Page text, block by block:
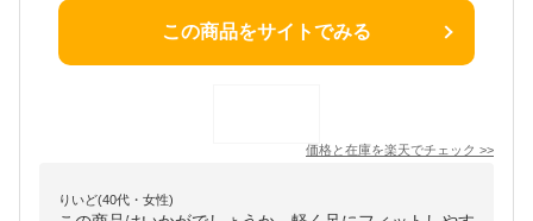
この商品をサイトでみる
価格と在庫を楽天でチェック >>
りいど(40代・女性)